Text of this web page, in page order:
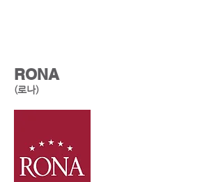
RONA
(로나)